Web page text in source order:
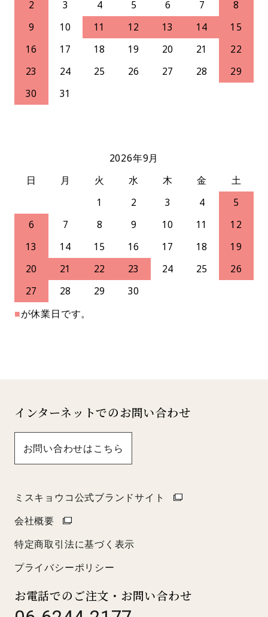
2
3 4 5 6 7
8
9
10 11 12 13 14
15
16
17 18 19 20 21
22
23
24 25 26 27 28
29
30
31
2026年9月
日
月 火 水 木 金
土
1
2 3 4
5
6
7 8 9 10 11
12
13
14 15 16 17 18
19
20
21 22 23 24 25
26
27
28 29
30
■が休業日です。
インターネットでのお問い合わせ
お問い合わせはこちら
ミスキョウコ公式ブランドサイト
会社概要
特定商取引法に基づく表示
プライバシーポリシー
お電話でのご注文・お問い合わせ